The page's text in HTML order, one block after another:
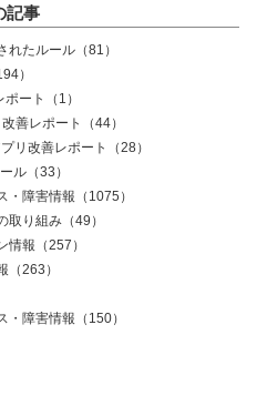
記事
れたルール （81）
）
ポート
（1）
善レポート
（44）
リ改善レポート
（28）
ル （33）
・障害情報 （1075）
取り組み （49）
情報 （257）
（263）
・障害情報 （150）